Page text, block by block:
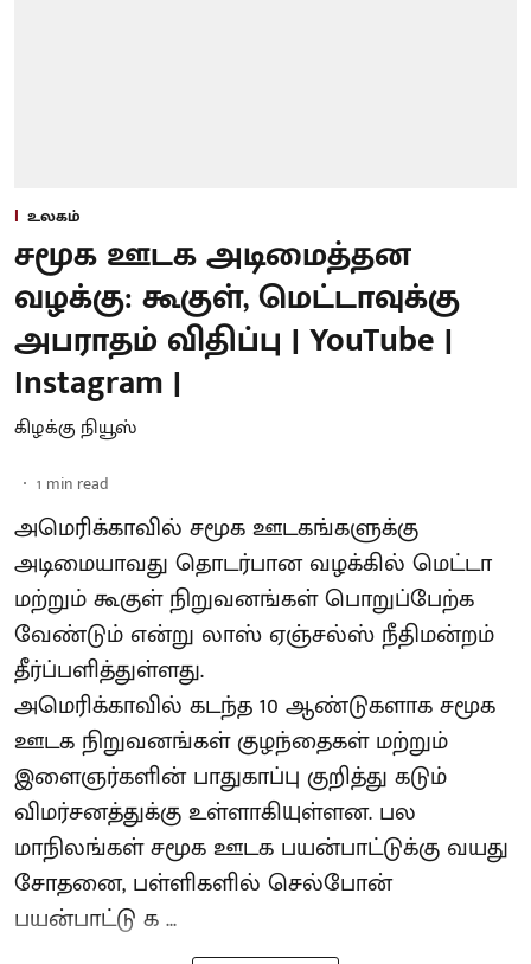
உலகம்
சமூக ஊடக அடிமைத்தன
வழக்கு: கூகுள், மெட்டாவுக்கு
அபராதம் விதிப்பு | YouTube |
Instagram |
கிழக்கு நியூஸ்
1 min read
அமெரிக்காவில் சமூக ஊடகங்களுக்கு
அடிமையாவது தொடர்பான வழக்கில் மெட்டா
மற்றும் கூகுள் நிறுவனங்கள் பொறுப்பேற்க
வேண்டும் என்று லாஸ் ஏஞ்சல்ஸ் நீதிமன்றம்
தீர்ப்பளித்துள்ளது.
அமெரிக்காவில் கடந்த 10 ஆண்டுகளாக சமூக
ஊடக நிறுவனங்கள் குழந்தைகள் மற்றும்
இளைஞர்களின் பாதுகாப்பு குறித்து கடும்
விமர்சனத்துக்கு உள்ளாகியுள்ளன. பல
மாநிலங்கள் சமூக ஊடக பயன்பாட்டுக்கு வயது
சோதனை, பள்ளிகளில் செல்போன்
பயன்பாட்டு க ...